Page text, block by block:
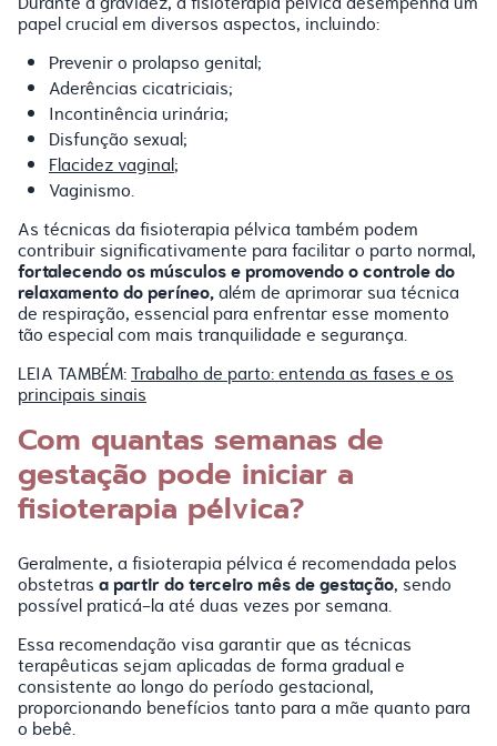
papel crucial em diversos aspectos, incluindo:
Prevenir o prolapso genital;
Aderências cicatriciais;
Incontinência urinária;
Disfunção sexual;
Flacidez vaginal;
Vaginismo.
As técnicas da fisioterapia pélvica também podem
contribuir significativamente para facilitar o parto normal,
fortalecendo os músculos e promovendo o controle do
relaxamento do períneo,além de aprimorar sua técnica
de respiração, essencial para enfrentar esse momento
tão especial com mais tranquilidade e segurança.
LEIA TAMBÉM:Trabalho de parto: entenda as fases e os
principais sinais
Com quantas semanas de
gestação pode iniciar a
fisioterapia pélvica?
Geralmente, a fisioterapia pélvica é recomendada pelos
obstetrasa partir do terceiro mês de gestação, sendo
possível praticá-la até duas vezes por semana.
Essa recomendação visa garantir que as técnicas
terapêuticas sejam aplicadas de forma gradual e
consistente ao longo do período gestacional,
proporcionando benefícios tanto para a mãe quanto para
o bebê.